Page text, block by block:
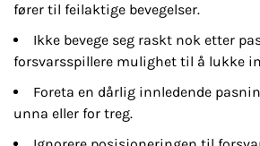
fører til feilaktige bevegelser.
Ikke bevege seg raskt nok etter
forsvarsspillere mulighet til å lukke
Foreta en dårlig innledende
unna eller for treg.